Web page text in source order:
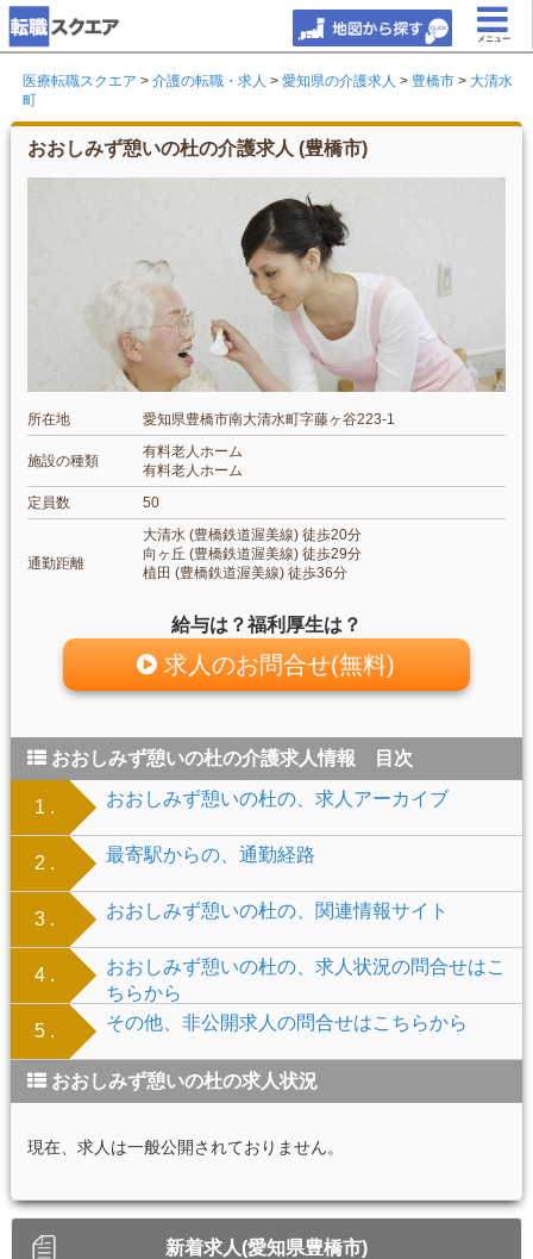
メニュー
医療転職スクエア > 介護の転職・求人 > 愛知県の介護求人 > 豊橋市 > 大清水
町
おおしみず憩いの杜の介護求人 (豊橋市)
所在地 愛知県豊橋市南大清水町字藤ヶ谷223-1
施設の種類
有料老人ホーム
有料老人ホーム
定員数
50
通勤距離
大清水 (豊橋鉄道渥美線) 徒歩20分
向ヶ丘 (豊橋鉄道渥美線) 徒歩29分
植田 (豊橋鉄道渥美線) 徒歩36分
給与は？福利厚生は？
求人のお問合せ(無料)
おおしみず憩いの杜の介護求人情報 目次
1 . おおしみず憩いの杜の、求人アーカイブ
2 . 最寄駅からの、通勤経路
3 . おおしみず憩いの杜の、関連情報サイト
4 .
おおしみず憩いの杜の、求人状況の問合せはこ
ちらから
5 .
その他、非公開求人の問合せはこちらから
おおしみず憩いの杜の求人状況
現在、求人は一般公開されておりません。
新着求人(愛知県豊橋市)